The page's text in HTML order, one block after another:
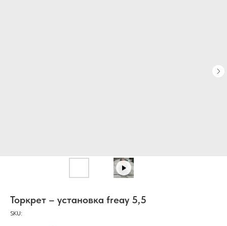
Торкрет – установка freay 5,5
SKU: